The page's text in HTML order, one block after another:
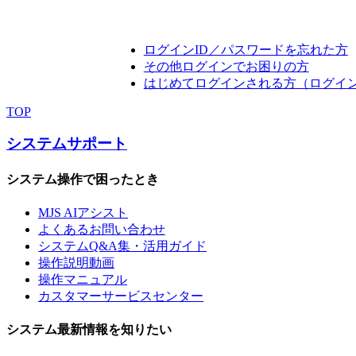
ログインID／パスワードを忘れた方
その他ログインでお困りの方
はじめてログインされる方（ログイ
TOP
システムサポート
システム操作で困ったとき
MJS AIアシスト
よくあるお問い合わせ
システムQ&A集・活用ガイド
操作説明動画
操作マニュアル
カスタマーサービスセンター
システム最新情報を知りたい